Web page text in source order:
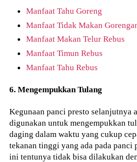
Manfaat Tahu Goreng
Manfaat Tidak Makan
Manfaat Makan Telur Rebus
Manfaat Timun Rebus
Manfaat Tahu Rebus
6. Mengempukkan Tulang
Kegunaan panci presto selanjutnya
digunakan untuk mengempukkan
daging dalam waktu yang cukup
tekanan tinggi yang ada pada panci
ini tentunya tidak bisa dilakukan